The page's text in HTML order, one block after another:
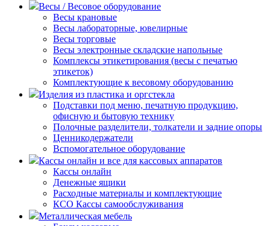
Весы / Весовое оборудование
Весы крановые
Весы лабораторные, ювелирные
Весы торговые
Весы электронные складские напольные
Комплексы этикетирования (весы с печатью
этикеток)
Комплектующие к весовому оборудованию
Изделия из пластика и оргстекла
Подставки под меню, печатную продукцию,
офисную и бытовую технику
Полочные разделители, толкатели и задние опоры
Ценникодержатели
Вспомогательное оборудование
Кассы онлайн и все для кассовых аппаратов
Кассы онлайн
Денежные ящики
Расходные материалы и комплектующие
КСО Кассы самообслуживания
Металлическая мебель